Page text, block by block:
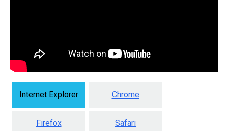
Internet Explorer Chrome
Firefox Safari